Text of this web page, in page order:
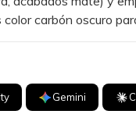
carbón oscuro
Gemini